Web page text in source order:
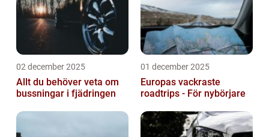
02 december 2025
Allt du behöver veta om
bussningar i fjädringen
01 december 2025
Europas vackraste
roadtrips - För nybörjare